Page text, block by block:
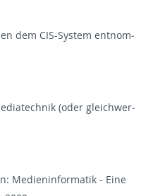
dem CIS-Sys­tem ent­nom­
(oder gle­ich­w­er­
Me­di­en­in­for­matik - Eine